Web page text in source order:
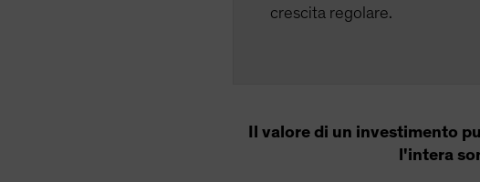
crescita regolare.
Il valore di un investimento
l'intera